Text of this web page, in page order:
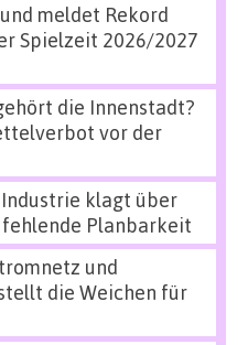
meldet Rekord
Spielzeit 2026/2027
die Innenstadt?
vor der
klagt über
Planbarkeit
und
die Weichen für